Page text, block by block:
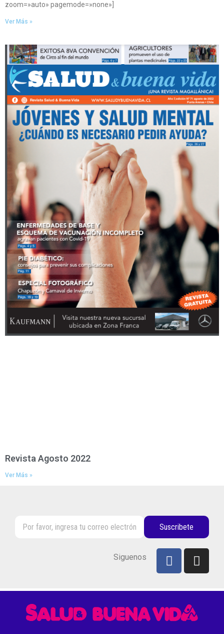
zoom=»auto» pagemode=»none»]
Ver Más »
Revista Agosto 2022
Ver Más »
Suscribete
Siguenos